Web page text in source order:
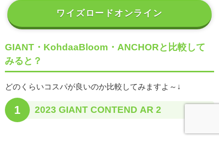
ワイズロードオンライン
GIANT・KohdaaBloom・ANCHORと比較して
みると？
どのくらいコスパが良いのか比較してみますよ～↓
1 2023 GIANT CONTEND AR 2